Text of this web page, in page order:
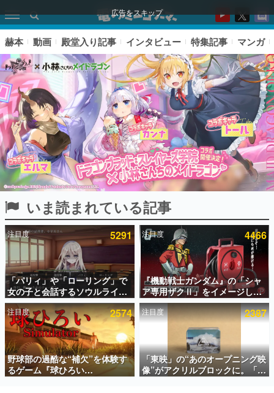
広告をスキップ
ピックアップ
電ファミのいま読まれている記事ランキング
アプリセール情報
インタビュー
連載・特集一覧
殿堂入り記事
SNS拡散数が数千以上！ ページビュー数万以上！ などな
ど。多くの人々に読まれた、電ファミ渾身の“殿堂入り”記
事をまとめました。
赫本 動画 殿堂入り記事 インタビュー 特集記事 マンガ
いま読まれている記事
注目度 5291
「パリィ」や「ローリング」で
女の子と会話するソウルライク
恋愛ゲーム『小早川さんはソウ
ルライク』無料公開。返事に失
敗すると「YOU DIED」
注目度 4466
『機動戦士ガンダム』の「シャ
ア専用ザクⅡ」をイメージした
散水ホースリールが予約開始。
本体にはシャアのパーソナルマ
ークやジオン公国軍のエンブレ
ム、型式番号などを配置
注目度 2574
野球部の過酷な“補欠”を体験す
るゲーム『球ひろい
Simulator』が「1件」のウィッ
注目度 2387
「東映」の“あのオープニング映
像”がアクリルブロックに。「東
映ヒストリカル グッズコレクシ